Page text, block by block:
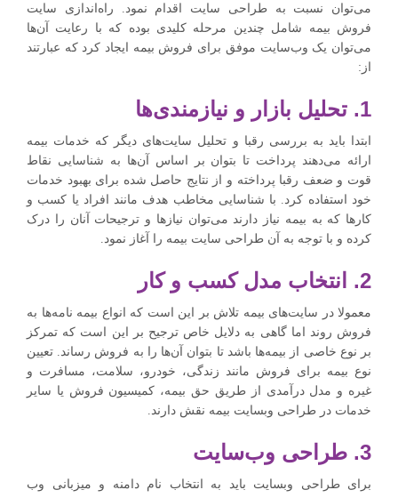
می‌توان نسبت به طراحی سایت اقدام نمود. راه‌اندازی سایت
فروش بیمه شامل چندین مرحله کلیدی بوده که با رعایت آن‌ها
می‌توان یک وب‌سایت موفق برای فروش بیمه ایجاد کرد که عبارتند
از:
1. تحلیل بازار و نیازمندی‌ها
ابتدا باید به بررسی رقبا و تحلیل سایت‌های دیگر که خدمات بیمه
ارائه می‌دهند پرداخت تا بتوان بر اساس آن‌ها به شناسایی نقاط
قوت و ضعف رقبا پرداخته و از نتایج حاصل شده برای بهبود خدمات
خود استفاده کرد. با شناسایی مخاطب هدف مانند افراد یا کسب‌ و
کارها که به بیمه نیاز دارند می‌توان نیازها و ترجیحات آنان را درک
کرده و با توجه به آن طراحی سایت بیمه را آغاز نمود.
2. انتخاب مدل کسب ‌و کار
معمولا در سایت‌های بیمه تلاش بر این است که انواع بیمه نامه‌ها به
فروش روند اما گاهی به دلایل خاص ترجیح بر این است که تمرکز
بر نوع خاصی از بیمه‌ها باشد تا بتوان آن‌ها را به فروش رساند. تعیین
نوع بیمه برای فروش مانند زندگی، خودرو، سلامت، مسافرت و
غیره و مدل درآمدی از طریق حق بیمه، کمیسیون فروش یا سایر
خدمات در طراحی وبسایت بیمه نقش دارند.
3. طراحی وب‌سایت
برای طراحی وبسایت باید به انتخاب نام دامنه و میزبانی وب